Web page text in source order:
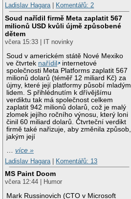
Ladislav Hagara| Komentářů: 2
Soud nařídil firmě Meta zaplatit 567
milionů USD kvůli újmě způsobené
dětem
včera 15:33 | IT novinky
Soud v americkém státě Nové Mexiko
ve čtvrtek nařídil
internetové
společnosti Meta Platforms zaplatit 567
milionů dolarů (téměř 12 miliard Kč) za
újmy, které její platformy působí mladým
lidem. S přihlédnutím k dřívějšímu
verdiktu tak má společnost celkem
zaplatit 942 milionů dolarů, což je malý
zlomek jejího ročního výnosu, který loni
činil 60 miliard dolarů. Čtvrteční verdikt
firmě také nařizuje, aby změnila způsob,
jakým její
…více »
Ladislav Hagara
Komentářů: 13
MS Paint Doom
včera 12:44 | Humor
Mark Russinovich (CTO v Microsoft